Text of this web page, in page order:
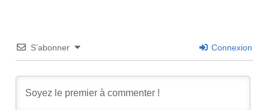
S’abonner Connexion